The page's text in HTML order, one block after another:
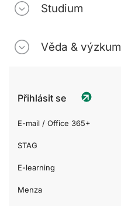
Studium
Věda & výzkum
Přihlásit se
E-mail / Office 365+
STAG
E-learning
Menza